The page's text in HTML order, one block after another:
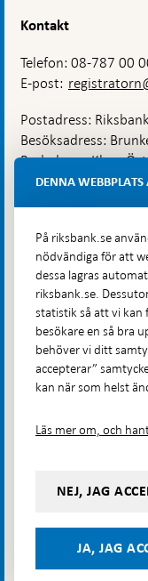
Kontakt
Telefon: 08-787 00
E-post:
Postadress:
Besöksadress:
Budadress: Klara
Lastplats 6
Hitta direkt
Frågor och svar-
i
ny
Till Riksbankens
Presskontakt
Integritetspolicy
Följ oss på sociala
YouTubeDela på:
Facebook
Dela på:
Instagram
på:
DENNA
På riksbank.se
nödvändiga för att
dessa lagras
riksbank.se.
statistik så att vi kan
besökare en så bra
behöver vi ditt
accepterar”
kan när som helst
Läs mer om, och
NEJ, JAG
JA, JAG